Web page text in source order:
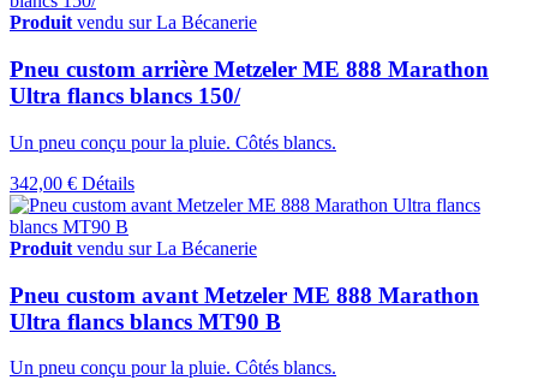
Produitvendu sur La Bécanerie
Pneu custom arrière Metzeler ME 888 Marathon
Ultra flancs blancs 150/
Un pneu conçu pour la pluie. Côtés blancs.
342,00 € Détails
Produit vendu sur La Bécanerie
Pneu custom avant Metzeler ME 888 Marathon
Ultra flancs blancs MT90 B
Un pneu conçu pour la pluie. Côtés blancs.